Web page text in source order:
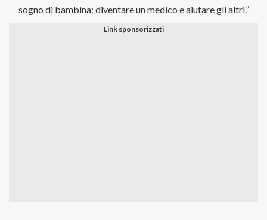
sogno di bambina: diventare un medico e aiutare gli altri.”